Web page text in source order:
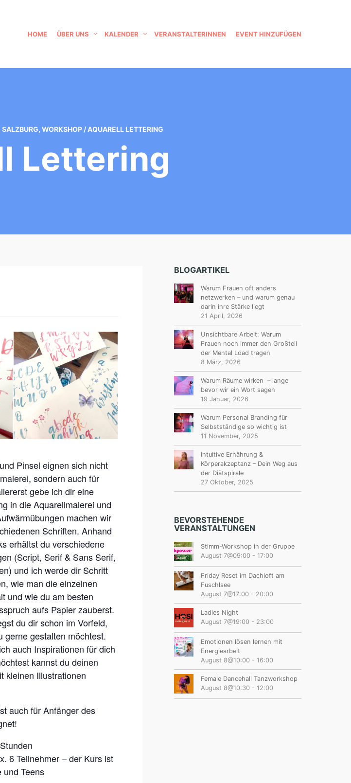
HOME ÜBER UNS KALENDER VERANSTALTERINNEN EVENT HINZUFÜGEN
SALZBURG, WORKSHOP / AQUARELL LETTERING
Lettering
Pinsel eignen sich nicht
sondern auch für
gebe ich dir eine
in die Aquarellmalerei und
machen wir
Schriften. Anhand
erhältst du verschiedene
(Script, Serif & Sans Serif,
und ich werde dir Schritt
wie man die einzelnen
und wie du am besten
aufs Papier zauberst.
du dir schon im Vorfeld,
gerne gestalten möchtest.
auch Inspirationen für dich
kannst du deinen
kleinen Illustrationen
auch für Anfänger des
6 Teilnehmer – der Kurs ist
Teens
BLOGARTIKEL
Warum Frauen oft anders
netzwerken – und warum genau
darin ihre Stärke liegt
21 April, 2026
Unsichtbare Arbeit: Warum
Frauen noch immer den Großteil
der Mental Load tragen
8 März, 2026
Warum Räume wirken – lange
bevor wir ein Wort sagen
19 Januar, 2026
Warum Personal Branding für
Selbstständige so wichtig ist
11 November, 2025
Intuitive Ernährung &
Körperakzeptanz – Dein Weg aus
der Diätspirale
27 Oktober, 2025
BEVORSTEHENDE
VERANSTALTUNGEN
Stimm-Workshop in der Gruppe
August 7@09:00- 17:00
Friday Reset im Dachloft am
Fuschlsee
August 7@17:00- 20:00
Ladies Night
August 7@19:00- 23:00
Emotionen lösen lernen mit
Energiearbeit
August 8@10:00- 16:00
Female Dancehall Tanzworkshop
August 8@10:30- 12:00